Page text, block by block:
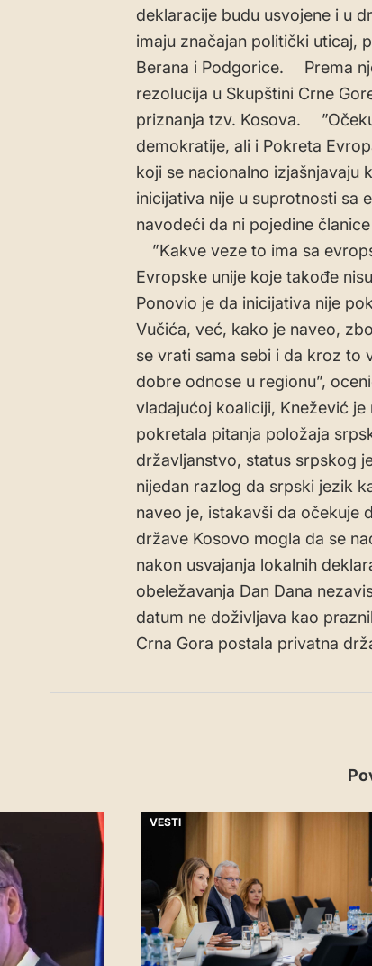
deklaracije budu usvojene i u
imaju značajan politički uticaj,
Berana i Podgorice. Prema
rezolucija u Skupštini Crne
priznanja tzv. Kosova.
demokratije, ali i Pokreta
koji se nacionalno
inicijativa nije u suprotnosti sa
navodeći da ni pojedine
”Kakve veze to ima sa
Evropske unije koje takođe
Ponovio je da inicijativa nije
Vučića, već, kako je naveo,
se vrati sama sebi i da kroz to
dobre odnose u regionu”,
vladajućoj koaliciji, Knežević
pokretala pitanja položaja
državljanstvo, status srpskog
nijedan razlog da srpski jezik
naveo je, istakavši da očekuje
države Kosovo mogla da se
nakon usvajanja lokalnih
obeležavanja Dan Dana
datum ne doživljava kao
Crna Gora postala privatna
VESTI